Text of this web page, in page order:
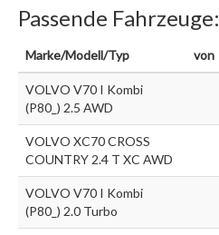
Passende Fahrzeuge:
Marke/Modell/Typ von
VOLVO V70 I Kombi
(P80_) 2.5 AWD
VOLVO XC70 CROSS
COUNTRY 2.4 T XC AWD
VOLVO V70 I Kombi
(P80_) 2.0 Turbo